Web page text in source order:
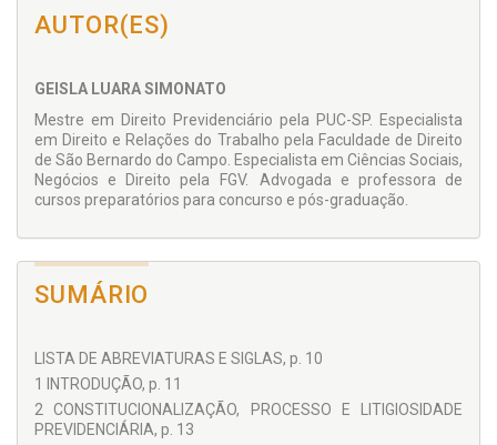
A obra convida os profissionais do Direito Previdenciário a
refletir sobre a necessidade de conhecer e dominar as
contribuir para o aprimoramento da proteção social
previdenciária.
AUTOR(ES)
GEISLA LUARA SIMONATO
Mestre em Direito Previdenciário pela PUC-SP. Especialista
em Direito e Relações do Trabalho pela Faculdade de Direito
de São Bernardo do Campo. Especialista em Ciências Sociais,
Negócios e Direito pela FGV. Advogada e professora de
cursos preparatórios para concurso e pós-graduação.
SUMÁRIO
LISTA DE ABREVIATURAS E SIGLAS, p. 10
1 INTRODUÇÃO, p. 11
2 CONSTITUCIONALIZAÇÃO, PROCESSO E LITIGIOSIDADE
PREVIDENCIÁRIA, p. 13